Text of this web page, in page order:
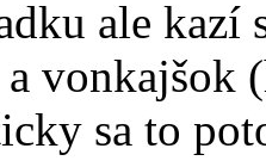
ale kazí
vonkajšok
sa to